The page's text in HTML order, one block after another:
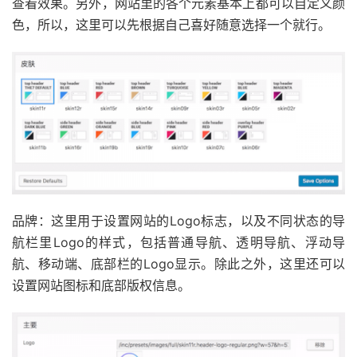
查看效果。另外，网站里的各个元素基本上都可以自定义颜
色，所以，这里可以先根据自己喜好随意选择一个就行。
品牌：这里用于设置网站的Logo标志，以及不同状态的导
航栏里Logo的样式，包括普通导航、透明导航、浮动导
航、移动端、底部栏的Logo显示。除此之外，这里还可以
设置网站图标和底部版权信息。